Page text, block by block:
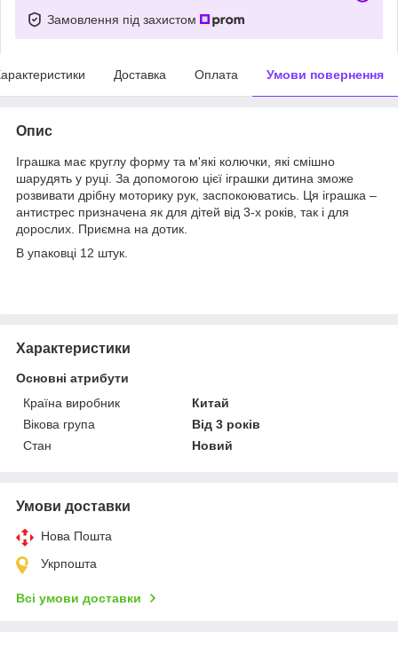
Замовлення під захистом
Доставка Оплата Умови повернення
Опис
Іграшка має круглу форму та м'які колючки, які смішно
шарудять у руці. За допомогою цієї іграшки дитина зможе
розвивати дрібну моторику рук, заспокоюватись. Ця іграшка –
антистрес призначена як для дітей від 3-х років, так і для
дорослих. Приємна на дотик.
В упаковці 12 штук.
Характеристики
Основні атрибути
Країна виробник
Китай
Вікова група
Від 3 років
Стан
Новий
Умови доставки
Нова Пошта
Укрпошта
Всі умови доставки